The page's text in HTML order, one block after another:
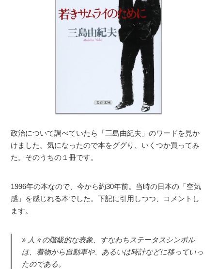
政治について調べていたら「三島由紀夫」のワードを見か
けました。気になったので本をググり、いくつか買ってみ
た。そのうちの１冊です。
1996年の本なので、今から約30年前。当時の日本の「空気
感」を感じれる本でした。下記に引用しつつ、コメントし
ます。
人々の階級的な表象、すなわちステータスシンボル
は、着物から自動車や、あるいは時計などに移っていっ
たのである。